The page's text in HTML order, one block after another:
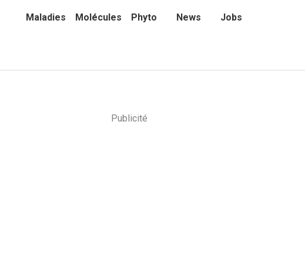
Maladies Molécules Phyto News Jobs
Publicité